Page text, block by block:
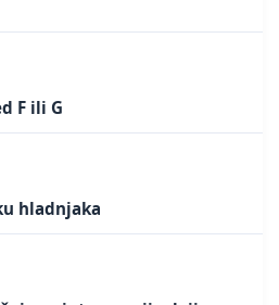
F ili G
hladnjaka